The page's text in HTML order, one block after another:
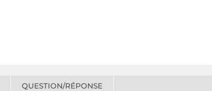
QUESTION/RÉPONSE